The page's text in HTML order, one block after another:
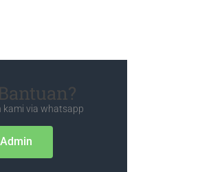
kami via whatsapp